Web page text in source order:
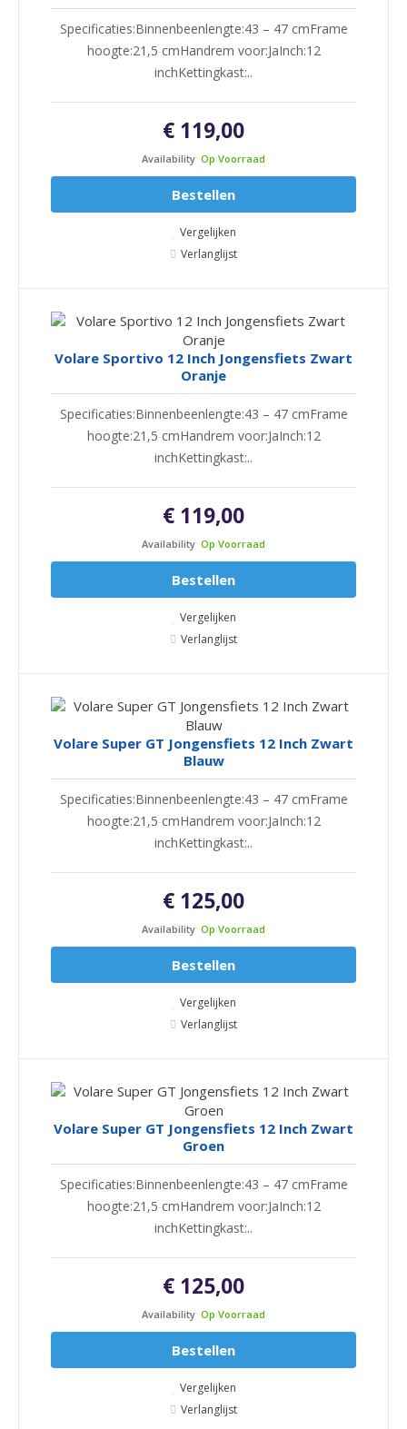
Specificaties:Binnenbeenlengte:43 – 47 cmFrame
hoogte:21,5 cmHandrem voor:JaInch:12
inchKettingkast:..
€ 119,00
Availability Op Voorraad
Bestellen
Vergelijken
Verlanglijst
Volare Sportivo 12 Inch Jongensfiets Zwart
Oranje
Specificaties:Binnenbeenlengte:43 – 47 cmFrame
hoogte:21,5 cmHandrem voor:JaInch:12
inchKettingkast:..
€ 119,00
Availability Op Voorraad
Bestellen
Vergelijken
Verlanglijst
Volare Super GT Jongensfiets 12 Inch Zwart
Blauw
Specificaties:Binnenbeenlengte:43 – 47 cmFrame
hoogte:21,5 cmHandrem voor:JaInch:12
inchKettingkast:..
€ 125,00
Availability Op Voorraad
Bestellen
Vergelijken
Verlanglijst
Volare Super GT Jongensfiets 12 Inch Zwart
Groen
Specificaties:Binnenbeenlengte:43 – 47 cmFrame
hoogte:21,5 cmHandrem voor:JaInch:12
inchKettingkast:..
€ 125,00
Availability Op Voorraad
Bestellen
Vergelijken
Verlanglijst